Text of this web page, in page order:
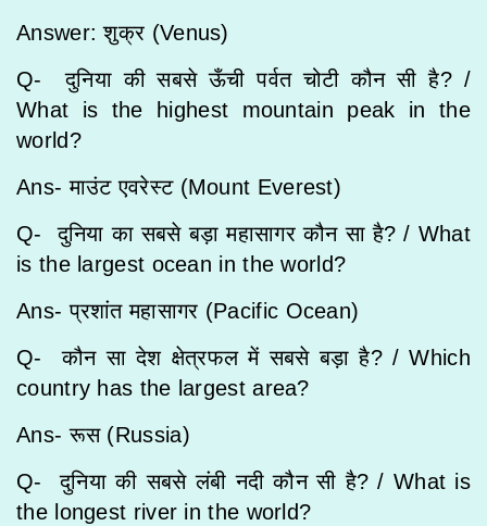
Answer: शुक्र (Venus)
Q- दुनिया की सबसे ऊँची पर्वत चोटी कौन सी है? /
What is the highest mountain peak in the
world?
Ans- माउंट एवरेस्ट (Mount Everest)
Q- दुनिया का सबसे बड़ा महासागर कौन सा है? / What
is the largest ocean in the world?
Ans- प्रशांत महासागर (Pacific Ocean)
Q- कौन सा देश क्षेत्रफल में सबसे बड़ा है? / Which
country has the largest area?
Ans- रूस (Russia)
Q- दुनिया की सबसे लंबी नदी कौन सी है? / What is
the longest river in the world?